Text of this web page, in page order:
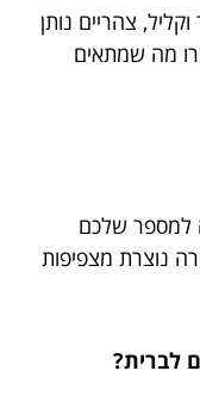
צהריים נותן
מה שמתאים
למספר שלכם
נוצרת מצפיפות
לברית?